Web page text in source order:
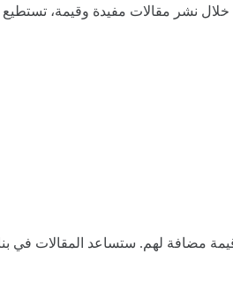
نشر مقالات مفيدة وقيمة،
مضافة لهم. ستساعد المقالات في